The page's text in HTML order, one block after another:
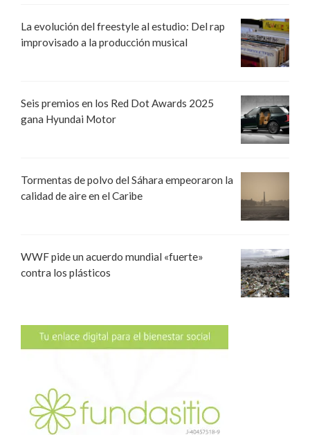
La evolución del freestyle al estudio: Del rap
improvisado a la producción musical
Seis premios en los Red Dot Awards 2025
gana Hyundai Motor
Tormentas de polvo del Sáhara empeoraron la
calidad de aire en el Caribe
WWF pide un acuerdo mundial «fuerte»
contra los plásticos